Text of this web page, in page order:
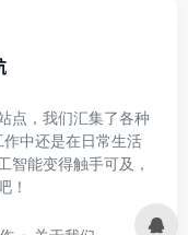
点，我们汇集了各种
中还是在日常生活
智能变得触手可及，
！